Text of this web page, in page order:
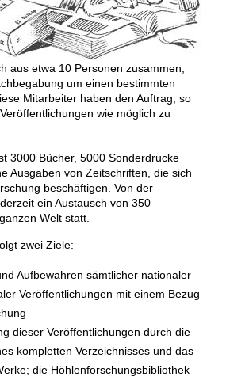
aus etwa 10 Personen zusammen,
um einen bestimmten
Mitarbeiter haben den Auftrag, so
wie möglich zu
3000 Bücher, 5000 Sonderdrucke
Ausgaben von Zeitschriften, die sich
beschäftigen. Von der
ein Austausch von 350
Welt statt.
zwei Ziele:
Aufbewahren sämtlicher nationaler
Veröffentlichungen mit einem Bezug
dieser Veröffentlichungen durch die
kompletten Verzeichnisses und das
die Höhlenforschungsbibliothek